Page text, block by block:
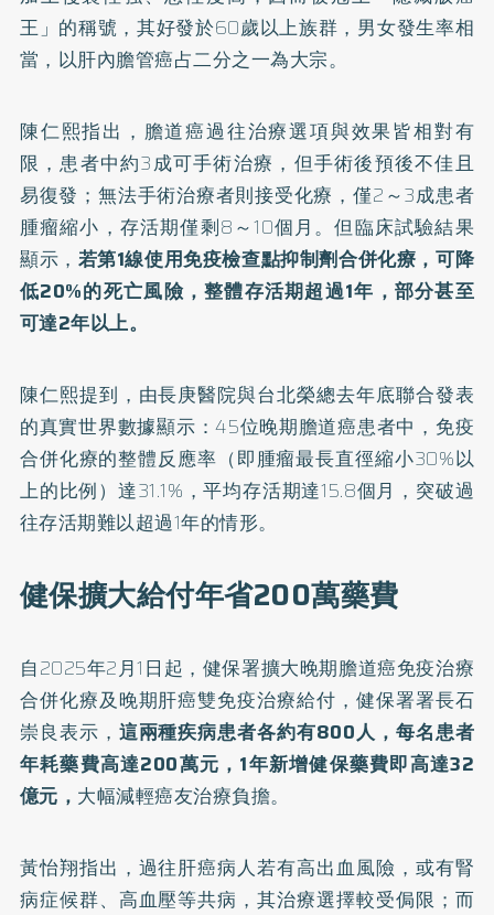
王 」的稱號，其好發於60歲以上族群，男女發生率相
當，以肝內膽管癌占二分之一為大宗。
陳仁熙指出，膽道癌過往治療選項與效果皆相對有
限，患者中約3成可手術治療，但手術後預後不佳且
易復發；無法手術治療者則接受化療，僅2～3成患者
腫瘤縮小，存活期僅剩8～10個月。但臨床試驗結果
顯示， 若第1線使用免疫檢查點抑制劑合併化療，可降
低20%的死亡風險，整體存活期超過1年，部分甚至
可達2年以上。
陳仁熙提到，由長庚醫院與台北榮總去年底聯合發表
的真實世界數據顯示：45位晚期膽道癌患者中，免疫
合併化療的整體反應率（即腫瘤最長直徑縮小30%以
上的比例）達31.1%，平均存活期達15.8個月，突破過
往存活期難以超過1年的情形。
健保擴大給付年省200萬藥費
自2025年2月1日起，健保署擴大晚期膽道癌免疫治療
合併化療及晚期肝癌雙免疫治療給付，健保署署長石
崇良表示， 這兩種疾病患者各約有800人，每名患者
年耗藥費高達200萬元，1年新增健保藥費即高達32
億元， 大幅減輕癌友治療負擔。
黃怡翔指出，過往肝癌病人若有高出血風險，或有腎
病症候群、高血壓等共病，其治療選擇較受侷限；而